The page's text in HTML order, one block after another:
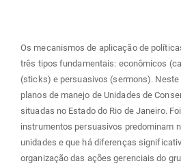
Os mecanismos de aplicação de
três tipos fundamentais: econômicos
(sticks) e persuasivos (sermons).
planos de manejo de Unidades de
situadas no Estado do Rio de Janeiro.
instrumentos persuasivos predominam
unidades e que há diferenças
organização das ações gerenciais do